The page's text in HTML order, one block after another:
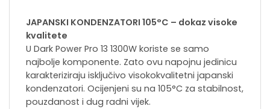
JAPANSKI KONDENZATORI 105°C – dokaz visoke
kvalitete
U Dark Power Pro 13 1300W koriste se samo
najbolje komponente. Zato ovu napojnu jedinicu
karakteriziraju isključivo visokokvalitetni japanski
kondenzatori. Ocijenjeni su na 105°C za stabilnost,
pouzdanost i dug radni vijek.